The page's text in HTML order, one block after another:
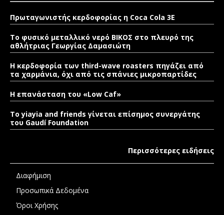
Πρωταγωνιστής κερδοφορίας η Coca Cola 3E
Το φυσικό μεταλλικό νερό ΒΙΚΟΣ στο πλευρό της
αθλήτριας Γεωργίας Δαμασιώτη
Η κερδοφορία των third-wave roasters πηγάζει από
τα χαρμάνια, όχι από τις σπάνιες μικροπαρτίδες
Η επανάσταση του «Low Caf»
To yiayia and friends γίνεται επίσημος συνεργάτης
του Gaudí Foundation
Περισσότερες ειδήσεις
Διαφήμιση
Προσωπικά Δεδομένα
Όροι Χρήσης